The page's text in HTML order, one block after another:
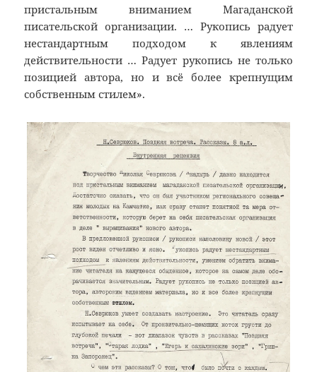
пристальным вниманием Магаданской
писательской организации. … Рукопись радует
нестандартным подходом к явлениям
действительности … Радует рукопись не только
позицией автора, но и всё более крепнущим
собственным стилем».